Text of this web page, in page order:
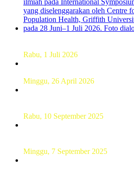
Rabu, 1 Juli 2026
Minggu, 26 April 2026
Rabu, 10 September 2025
Minggu, 7 September 2025